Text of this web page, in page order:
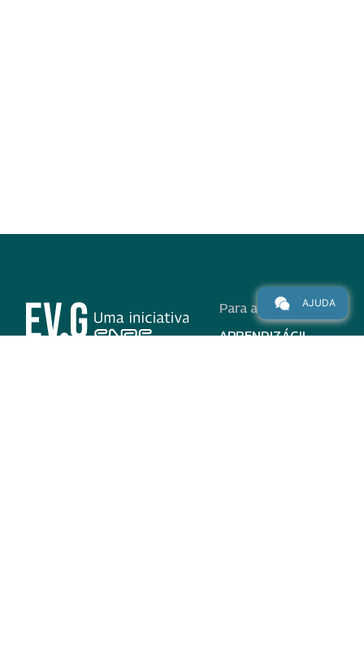
Para alunos
APRENDIZÁGIL
AJUDA